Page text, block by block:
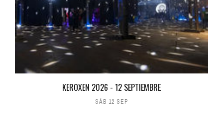
KEROXEN 2026 - 12 SEPTIEMBRE
SÁB 12 SEP